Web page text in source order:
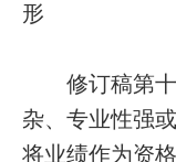
形
修订稿第
杂、专业性强
将业绩作为资